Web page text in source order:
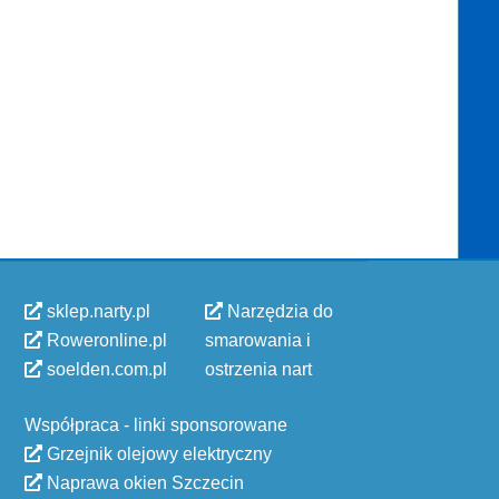
sklep.narty.pl
Roweronline.pl
soelden.com.pl
Narzędzia do
smarowania i
ostrzenia nart
Współpraca - linki sponsorowane
Grzejnik olejowy elektryczny
Naprawa okien Szczecin